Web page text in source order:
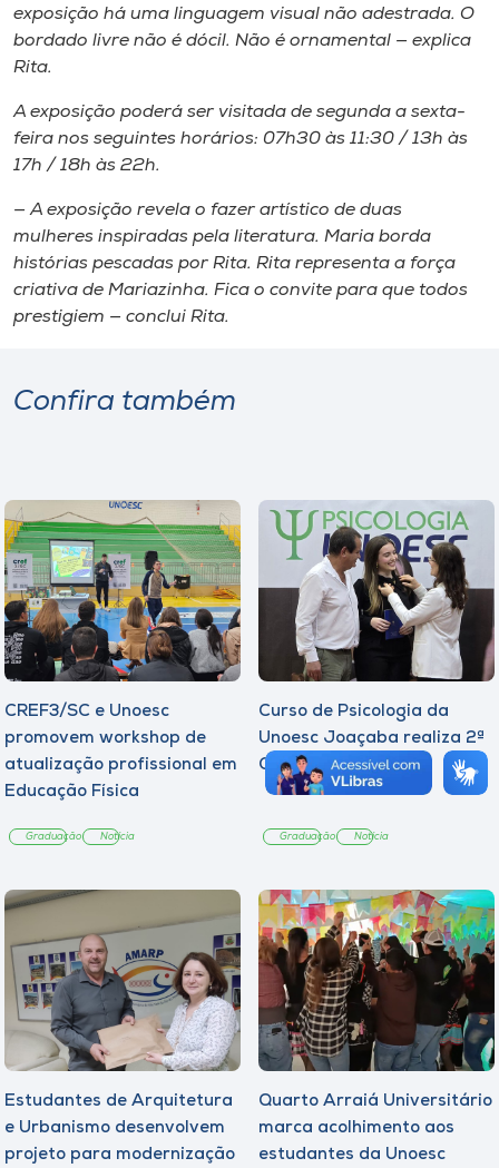
A-
exposição há uma linguagem visual não adestrada. O
bordado livre não é dócil. Não é ornamental — explica
Rita.
A exposição poderá ser visitada de segunda a sexta-
feira nos seguintes horários: 07h30 às 11:30 / 13h às
17h / 18h às 22h.
— A exposição revela o fazer artístico de duas
mulheres inspiradas pela literatura. Maria borda
histórias pescadas por Rita. Rita representa a força
criativa de Mariazinha. Fica o convite para que todos
prestigiem — conclui Rita.
Confira também
CREF3/SC e Unoesc
promovem workshop de
atualização profissional em
Educação Física
Graduação Notícia
Curso de Psicologia da
Unoesc Joaçaba realiza 2ª
Cerimônia do Botton
Graduação Notícia
Estudantes de Arquitetura
e Urbanismo desenvolvem
projeto para modernização
Quarto Arraiá Universitário
marca acolhimento aos
estudantes da Unoesc